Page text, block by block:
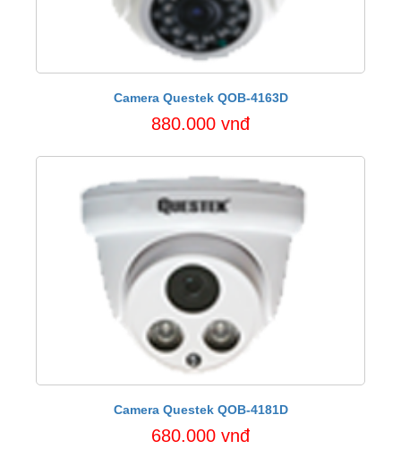
Camera Questek QOB-4163D
880.000 vnđ
Camera Questek QOB-4181D
680.000 vnđ